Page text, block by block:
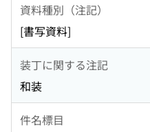
資料種別（注記）
[書写資料]
装丁に関する注記
和装
件名標目